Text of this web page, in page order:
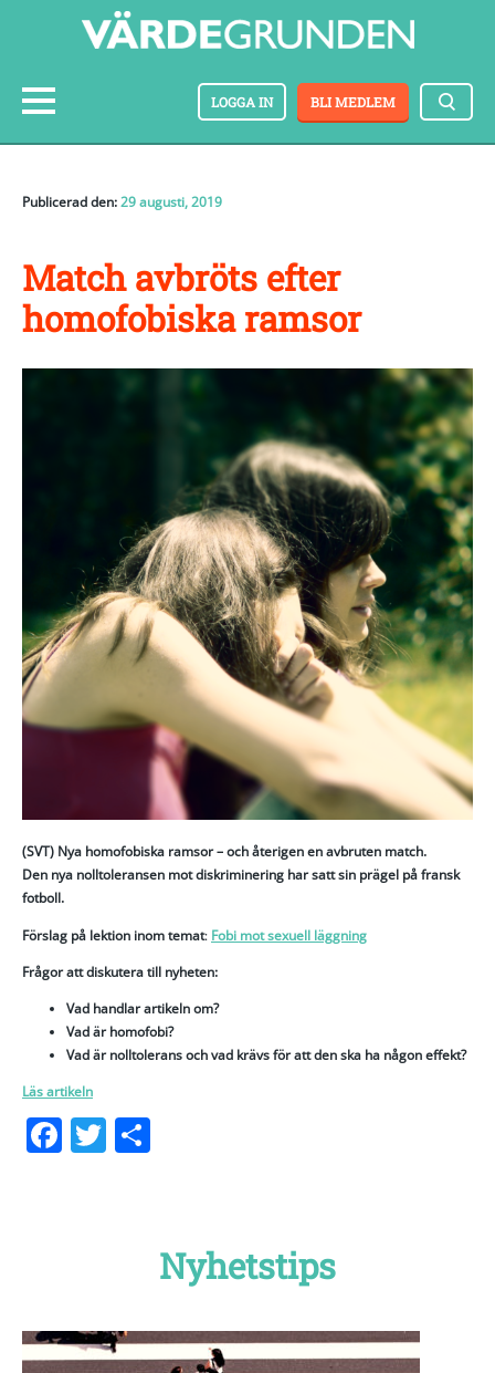
BLI MEDLEM
LOGGA IN
Publicerad den:29 augusti, 2019
Match avbröts efter
homofobiska ramsor
(SVT) Nya homofobiska ramsor – och återigen en avbruten match.
Den nya nolltoleransen mot diskriminering har satt sin prägel på fransk
fotboll.
Förslag på lektion inom temat: Fobi mot sexuell läggning
Frågor att diskutera till nyheten:
Vad handlar artikeln om?
Vad är homofobi?
Vad är nolltolerans och vad krävs för att den ska ha någon effekt?
Läs artikeln
Facebook
Twitter
Nyhetstips